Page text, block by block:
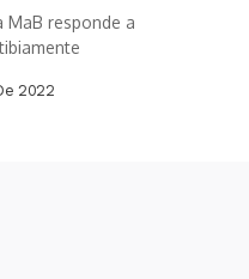
MaB responde a
2022